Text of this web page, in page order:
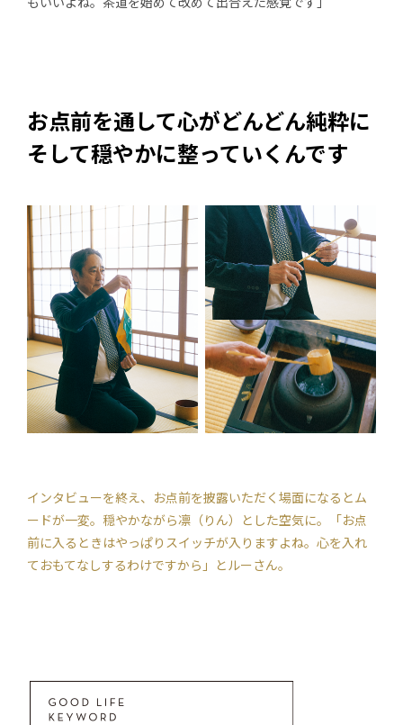
お点前を通して心がどんどん純粋に
そして穏やかに整っていくんです
インタビューを終え、お点前を披露いただく場面になるとム
ードが一変。穏やかながら凛（りん）とした空気に。「お点
前に入るときはやっぱりスイッチが入りますよね。心を入れ
ておもてなしするわけですから」とルーさん。